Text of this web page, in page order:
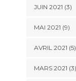
JUIN 2021 (3)
MAI 2021 (9)
AVRIL 2021 (5)
MARS 2021 (3)